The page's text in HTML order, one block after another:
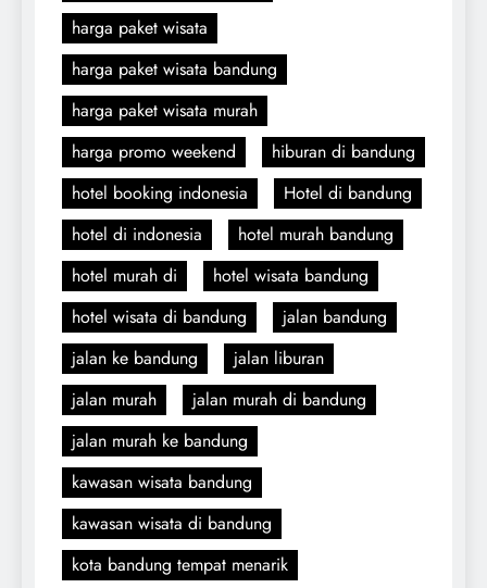
harga paket wisata
harga paket wisata bandung
harga paket wisata murah
harga promo weekend
hiburan di bandung
hotel booking indonesia
Hotel di bandung
hotel di indonesia
hotel murah bandung
hotel murah di
hotel wisata bandung
hotel wisata di bandung
jalan bandung
jalan ke bandung
jalan liburan
jalan murah
jalan murah di bandung
jalan murah ke bandung
kawasan wisata bandung
kawasan wisata di bandung
kota bandung tempat menarik